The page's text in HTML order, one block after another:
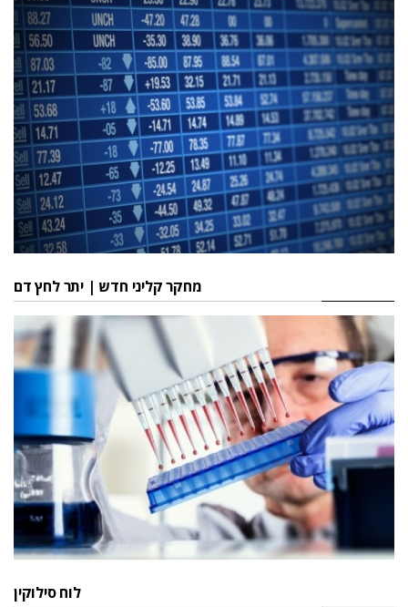
מחקר קליני חדש | יתר לחץ דם
לוח סילוקין